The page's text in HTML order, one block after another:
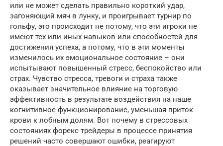
или не может сделать правильно короткий удар,
загоняющий мяч в лунку, и проигрывает турнир по
гольфу, это происходит не потому, что эти игроки не
имеют тех или иных навыков или способностей для
достижения успеха, а потому, что в эти моменты
изменилось их эмоциональное состояние – они
испытывают повышенный стресс, беспокойство или
страх. Чувство стресса, тревоги и страха также
оказывает значительное влияние на торговую
эффективность в результате воздействия на наше
когнитивное функционирование, уменьшая приток
крови к лобным долям. Вот почему в стрессовых
состояниях форекс трейдеры в процессе принятия
решений часто совершают ошибки, реагируют